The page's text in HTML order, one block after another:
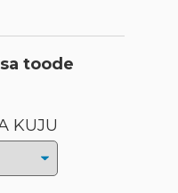
toode
KUJU